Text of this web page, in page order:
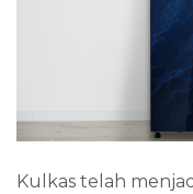
Kulkas telah